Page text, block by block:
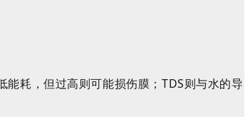
耗，但过高则可能损伤膜；TDS则与水的导